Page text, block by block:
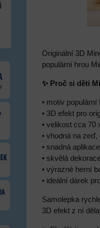
Originální 3D
populární hrou
✨ Proč si děti
• motiv
• 3D efekt pro
• velikost cca 70
• vhodná na
• snadná
• skvělá
• výrazné herní
• ideální dárek
Samolepka
3D efekt z ní